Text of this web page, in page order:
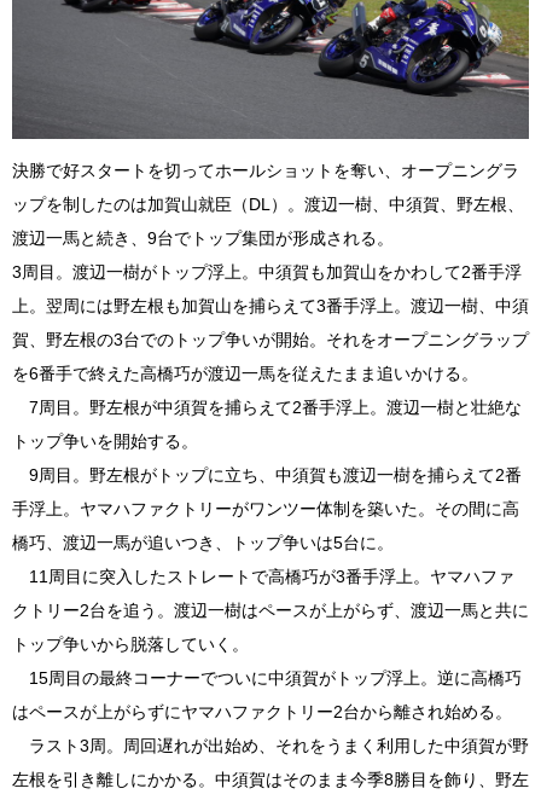
決勝で好スタートを切ってホールショットを奪い、オープニングラ
ップを制したのは加賀山就臣（DL）。渡辺一樹、中須賀、野左根、
渡辺一馬と続き、9台でトップ集団が形成される。
3周目。渡辺一樹がトップ浮上。中須賀も加賀山をかわして2番手浮
上。翌周には野左根も加賀山を捕らえて3番手浮上。渡辺一樹、中須
賀、野左根の3台でのトップ争いが開始。それをオープニングラップ
を6番手で終えた高橋巧が渡辺一馬を従えたまま追いかける。
7周目。野左根が中須賀を捕らえて2番手浮上。渡辺一樹と壮絶な
トップ争いを開始する。
9周目。野左根がトップに立ち、中須賀も渡辺一樹を捕らえて2番
手浮上。ヤマハファクトリーがワンツー体制を築いた。その間に高
橋巧、渡辺一馬が追いつき、トップ争いは5台に。
11周目に突入したストレートで高橋巧が3番手浮上。ヤマハファ
クトリー2台を追う。渡辺一樹はペースが上がらず、渡辺一馬と共に
トップ争いから脱落していく。
15周目の最終コーナーでついに中須賀がトップ浮上。逆に高橋巧
はペースが上がらずにヤマハファクトリー2台から離され始める。
ラスト3周。周回遅れが出始め、それをうまく利用した中須賀が野
左根を引き離しにかかる。中須賀はそのまま今季8勝目を飾り、野左